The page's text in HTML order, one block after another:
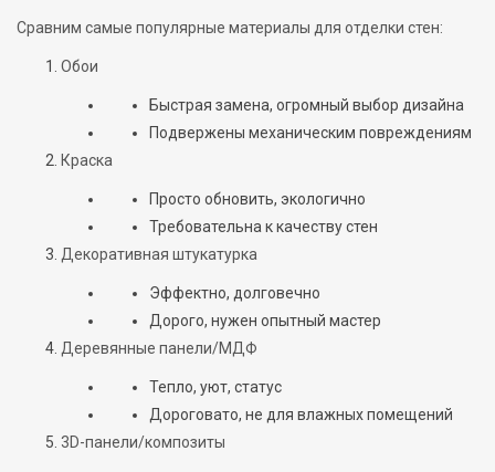
Сравним самые популярные материалы для отделки стен:
Обои
Быстрая замена, огромный выбор дизайна
Подвержены механическим повреждениям
Краска
Просто обновить, экологично
Требовательна к качеству стен
Декоративная штукатурка
Эффектно, долговечно
Дорого, нужен опытный мастер
Деревянные панели/МДФ
Тепло, уют, статус
Дороговато, не для влажных помещений
3D-панели/композиты